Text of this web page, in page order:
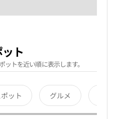
ト
トを近い順に表示します。
ット グルメ